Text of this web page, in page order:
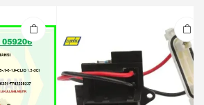
2005-06-01 / -
RENAULT | KANGOO (KC0/1_) | D 55 1.9
(KC0D) (Dizel) - 40 Kw 54 Ps | 1997-
08-01 / -
RENAULT | CLIO SYMBOL I (LB_) | 1.6